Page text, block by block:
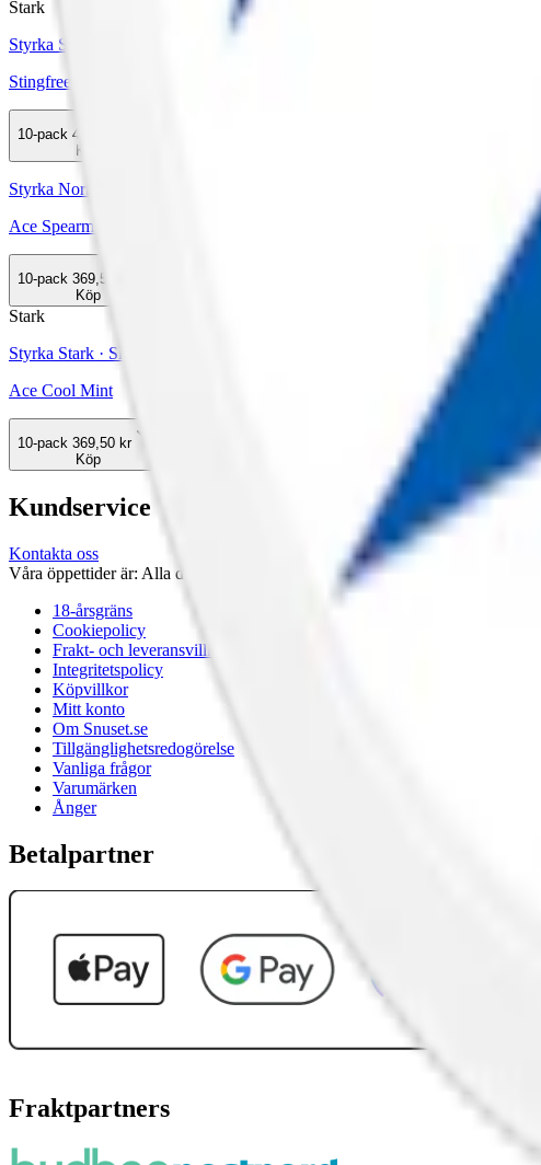
Stark
Styrka Stark · Slim
Stingfree Ocean Mint Strong
10-pack 439,90 kr
Köp
Styrka Normal · Slim
Ace Spearmint
10-pack 369,50 kr
Köp
Stark
Styrka Stark · Slim
Ace Cool Mint
10-pack 369,50 kr
Köp
Kundservice
Kontakta oss
Våra öppettider är: Alla dagar 08:00 - 18:00 Vi svarar vanligtvis inom 24
18-årsgräns
Cookiepolicy
Frakt- och leveransvillkor
Integritetspolicy
Köpvillkor
Mitt konto
Om Snuset.se
Tillgänglighetsredogörelse
Vanliga frågor
Varumärken
Ånger
Betalpartner
Fraktpartners